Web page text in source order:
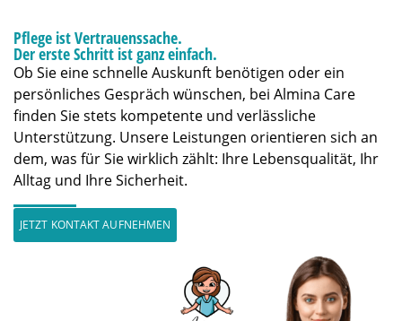
Pflege ist Vertrauenssache.
Der erste Schritt ist ganz einfach.
Ob Sie eine schnelle Auskunft benötigen oder ein
persönliches Gespräch wünschen, bei Almina Care
finden Sie stets kompetente und verlässliche
Unterstützung. Unsere Leistungen orientieren sich an
dem, was für Sie wirklich zählt: Ihre Lebensqualität, Ihr
Alltag und Ihre Sicherheit.
JETZT KONTAKT AUFNEHMEN